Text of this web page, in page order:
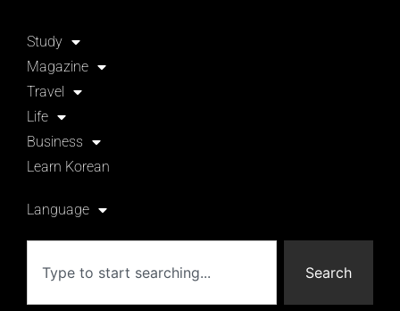
Study
Magazine
Travel
Life
Business
Learn Korean
Language
Search